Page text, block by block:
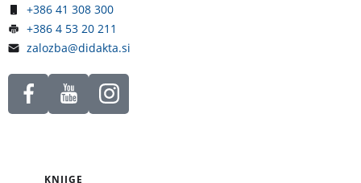
+386 41 308 300
+386 4 53 20 211
zalozba@didakta.si
KNJIGE